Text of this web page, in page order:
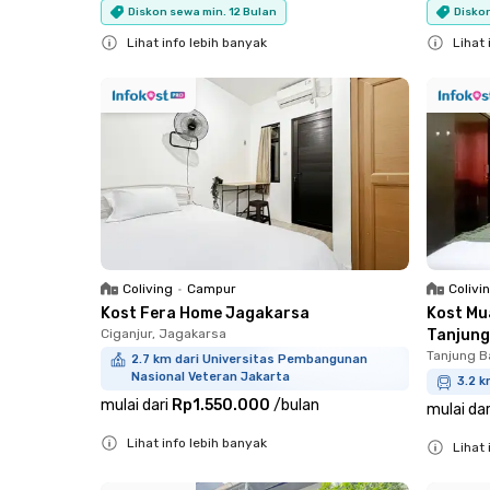
Diskon sewa min. 12 Bulan
Lihat info lebih banyak Lihat
Coliving • Campur
Kost Fera Home Jagakarsa
Ciganjur, Jagakarsa
2.7 km dari Universitas Pembangunan
Nasional Veteran Jakarta
mulai dari Rp1.550.000 /bulan
Lihat info lebih banyak
Kost
Tanjung
3.2
mulai
Lihat